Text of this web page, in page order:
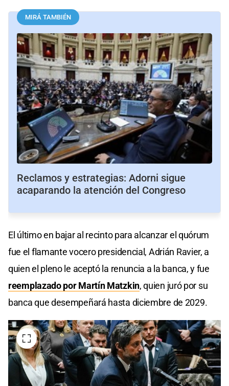
MIRÁ TAMBIÉN
Reclamos y estrategias: Adorni sigue
acaparando la atención del Congreso
El último en bajar al recinto para alcanzar el quórum
fue el flamante vocero presidencial, Adrián Ravier, a
quien el pleno le aceptó la renuncia a la banca, y fue
reemplazado por Martín Matzkin, quien juró por su
banca que desempeñará hasta diciembre de 2029.